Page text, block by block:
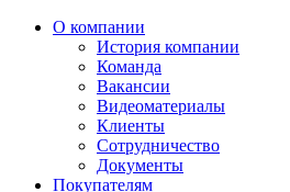
О компании
История компании
Команда
Вакансии
Видеоматериалы
Клиенты
Сотрудничество
Документы
Покупателям